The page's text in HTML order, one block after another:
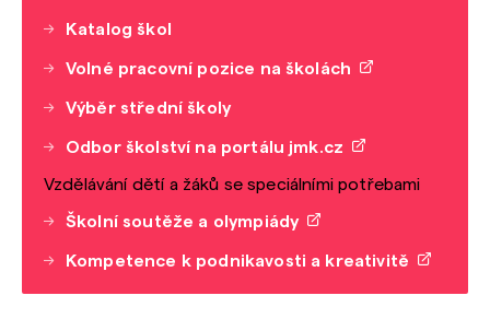
Katalog škol
Volné pracovní pozice na školách
Výběr střední školy
Odbor školství na portálu jmk.cz
Vzdělávání dětí a žáků se speciálními potřebami
Školní soutěže a olympiády
Kompetence k podnikavosti a kreativitě